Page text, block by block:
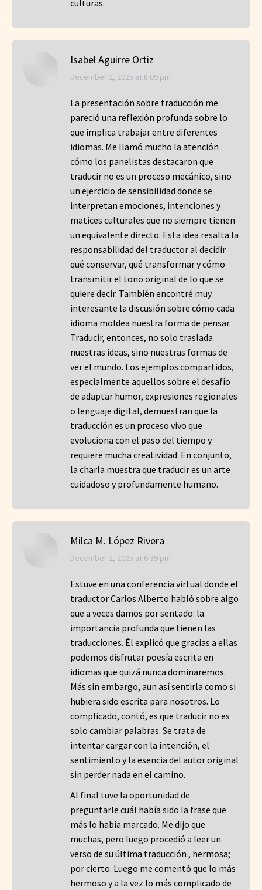
culturas.
Isabel Aguirre Ortiz
says:
December 2, 2025 at 8:09 pm
La presentación sobre traducción me
pareció una reflexión profunda sobre lo
que implica trabajar entre diferentes
idiomas. Me llamó mucho la atención
cómo los panelistas destacaron que
traducir no es un proceso mecánico, sino
un ejercicio de sensibilidad donde se
interpretan emociones, intenciones y
matices culturales que no siempre tienen
un equivalente directo. Esta idea resalta la
responsabilidad del traductor al decidir
qué conservar, qué transformar y cómo
transmitir el tono original de lo que se
quiere decir. También encontré muy
interesante la discusión sobre cómo cada
idioma moldea nuestra forma de pensar.
Traducir, entonces, no solo traslada
nuestras ideas, sino nuestras formas de
ver el mundo. Los ejemplos compartidos,
especialmente aquellos sobre el desafío
de adaptar humor, expresiones regionales
o lenguaje digital, demuestran que la
traducción es un proceso vivo que
evoluciona con el paso del tiempo y
requiere mucha creatividad. En conjunto,
la charla muestra que traducir es un arte
cuidadoso y profundamente humano.
Milca M. López Rivera
says:
December 2, 2025 at 6:39 pm
Estuve en una conferencia virtual donde el
traductor Carlos Alberto habló sobre algo
que a veces damos por sentado: la
importancia profunda que tienen las
traducciones. Él explicó que gracias a ellas
podemos disfrutar poesía escrita en
idiomas que quizá nunca dominaremos.
Más sin embargo, aun así sentirla como si
hubiera sido escrita para nosotros. Lo
complicado, contó, es que traducir no es
solo cambiar palabras. Se trata de
intentar cargar con la intención, el
sentimiento y la esencia del autor original
sin perder nada en el camino.
Al final tuve la oportunidad de
preguntarle cuál había sido la frase que
más lo había marcado. Me dijo que
muchas, pero luego procedió a leer un
verso de su última traducción , hermosa;
por cierto. Luego me comentó que lo más
hermoso y a la vez lo más complicado de